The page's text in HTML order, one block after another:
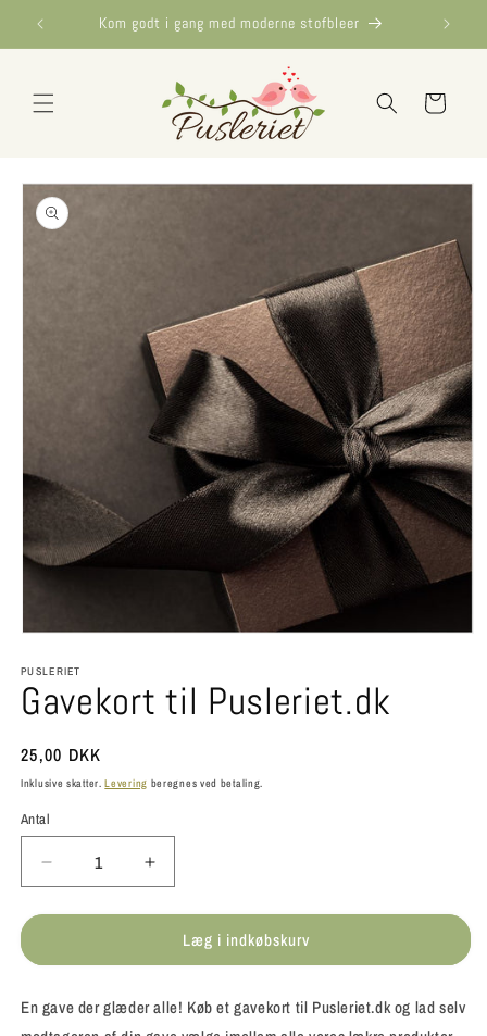
Gå til
indhold
Kom godt i gang med moderne stofbleer
Indkøbskurv
til
1
i
modus
PUSLERIET
Gavekort til Pusleriet.dk
Normalpris
25,00 DKK
Inklusive skatter.Levering beregnes ved betaling.
Antal
Antal
Reducer
antallet
for
til
Øg
antallet
for
Gavekort
til
Læg i indkøbskurv
En gave der glæder alle! Køb et gavekort til Pusleriet.dk og lad selv